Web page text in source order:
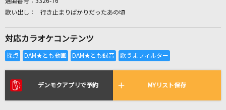
全国りれき
リアルタイムで歌われている曲の一覧
行き止まりばかりだったあの頃
対応カラオケコンテンツ
デンモクアプリで予約 MYリスト保存